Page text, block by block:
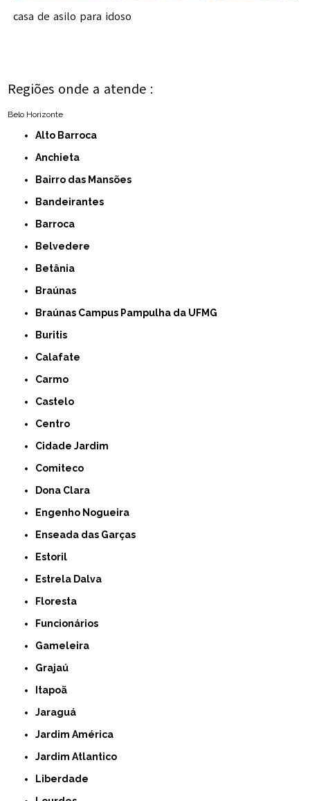
casa de asilo para idoso
Regiões onde a atende :
Belo Horizonte
Alto Barroca
Anchieta
Bairro das Mansões
Bandeirantes
Barroca
Belvedere
Betânia
Braúnas
Braúnas Campus Pampulha da UFMG
Buritis
Calafate
Carmo
Castelo
Centro
Cidade Jardim
Comiteco
Dona Clara
Engenho Nogueira
Enseada das Garças
Estoril
Estrela Dalva
Floresta
Funcionários
Gameleira
Grajaú
Itapoã
Jaraguá
Jardim América
Jardim Atlantico
Liberdade